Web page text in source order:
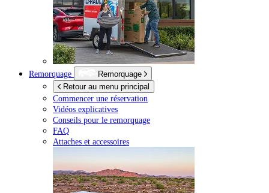
Remorquage
Remorquage
Retour au menu principal
Commencer une réservation
Vidéos explicatives
Conseils pour le remorquage
FAQ
Attaches et accessoires